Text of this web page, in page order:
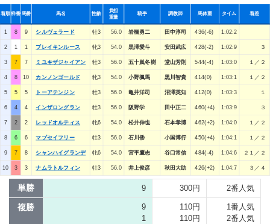
着順枠番 馬番 馬名 性齢
負担
重量
騎手 調教師 馬体重 タイム 着差
1 8 9 シルヴェラード 牡3 56.0 岩橋勇二 田中淳司 436(-6) 1:02:2
2 1 1 ブレイキンルース 牝3 54.0 黒澤愛斗 安田武広 428(-2) 1:02:9 ３
3 7 7 ミユキザジャイアン 牡3 56.0 五十嵐冬樹 堂山芳則 544(-4) 1:03:0 １／２
4 8 10 カンノンゴールド 牝3 54.0 小野楓馬 黒川智貴 414(0) 1:03:1 １／２
5 5 5 トーアテンジン 牡3 56.0 亀井洋司 沼澤英知 412(0) 1:03:3 １
6 4 4 インザロングラン 牡3 56.0 阪野学 田中正二 460(+4) 1:03:9 ３
7 2 2 レッドオルティス 牝6 54.0 松井伸也 石本孝博 462(+2) 1:04:0 １／２
8 6 6 マブセイフリー 牡3 56.0 石川倭 小国博行 450(+4) 1:04:1 １／２
9 7 8 シャンハイグランデ 牝6 54.0 宮平鷹志 谷口常信 484(-4) 1:04:6 ２１／２
10 3 3 ナムラトルフィン 牡3 56.0 井上俊彦 秋田大助 426(+2) 1:04:7 ３／４
単勝 9 300円 2番人気
複勝
9
1
110円
110円
1番人気
2番人気